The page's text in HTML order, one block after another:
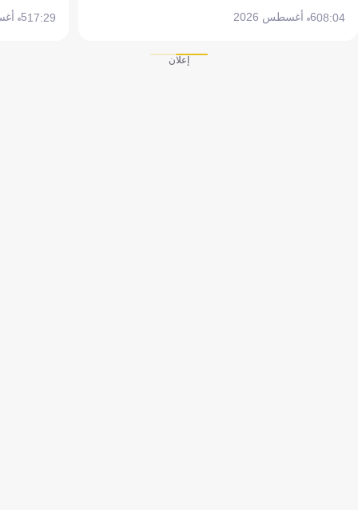
08:046 أغسطس 2026 17:295 أغسطس 2026
إعلان